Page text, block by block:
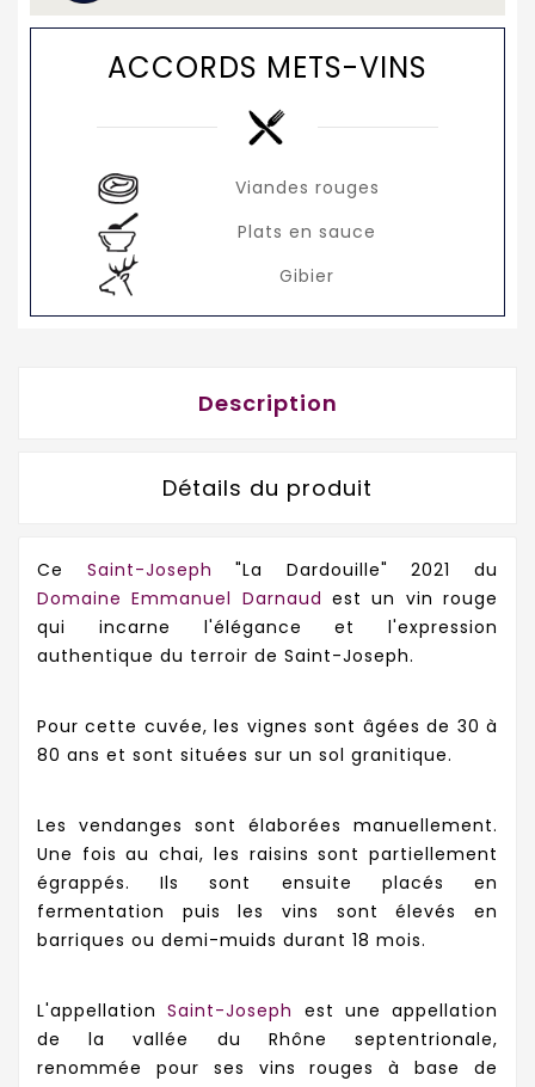
ACCORDS METS-VINS
Viandes rouges
Plats en sauce
Gibier
Description
Détails du produit
Ce Saint-Joseph "La Dardouille" 2021 du
Domaine Emmanuel Darnaud estun vin rouge
qui incarne l'élégance et l'expression
authentique du terroir de Saint-Joseph.
Pour cette cuvée, les vignes sont âgées de 30 à
80 ans et sont situées sur un sol granitique.
Les vendanges sont élaborées manuellement.
Une fois au chai, les raisins sont partiellement
égrappés. Ils sont ensuite placés en
fermentation puis les vins sont élevés en
barriques ou demi-muids durant 18 mois.
L'appellationSaint-Joseph est une appellation
de la vallée du Rhône septentrionale,
renommée pour ses vins rouges à base de